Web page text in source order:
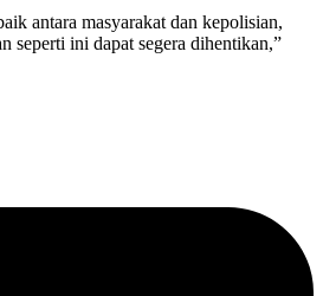
antara masyarakat dan kepolisian,
seperti ini dapat segera dihentikan,”